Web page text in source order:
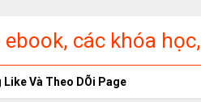
các khóa học,
phí
Like Và Theo DÕi Page